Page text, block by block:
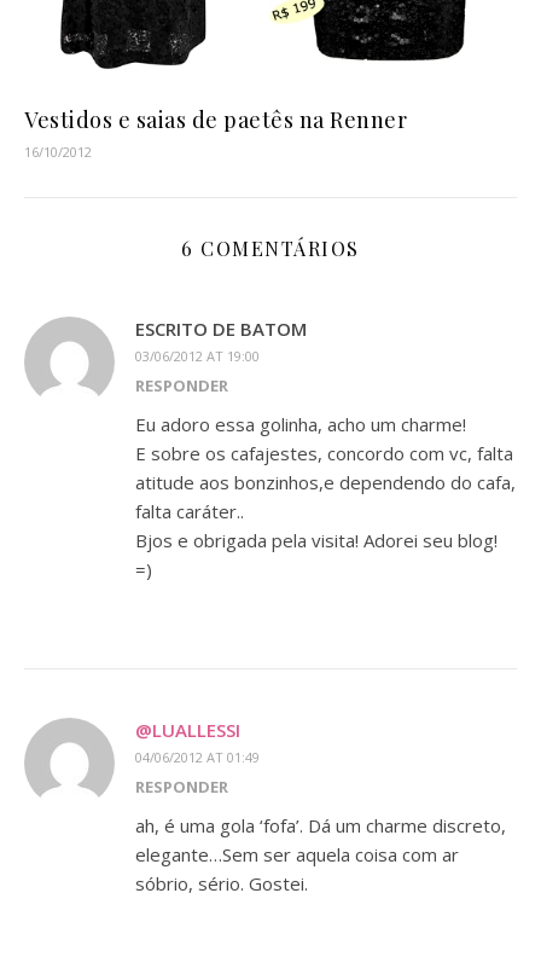
Vestidos e saias de paetês na Renner
16/10/2012
6 COMENTÁRIOS
ESCRITO DE BATOM
03/06/2012 AT 19:00
RESPONDER
Eu adoro essa golinha, acho um charme!
E sobre os cafajestes, concordo com vc, falta
atitude aos bonzinhos,e dependendo do cafa,
falta caráter..
Bjos e obrigada pela visita! Adorei seu blog!
=)
@LUALLESSI
04/06/2012 AT 01:49
RESPONDER
ah, é uma gola ‘fofa’. Dá um charme discreto,
elegante…Sem ser aquela coisa com ar
sóbrio, sério. Gostei.